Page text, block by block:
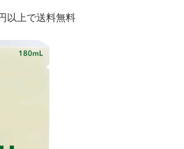
以上で送料無料